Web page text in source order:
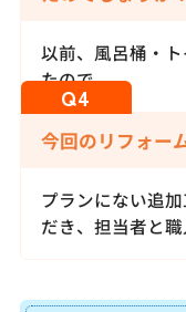
以前、風呂桶・
たので。
今回のリフォー
プランにない追
だき、担当者と